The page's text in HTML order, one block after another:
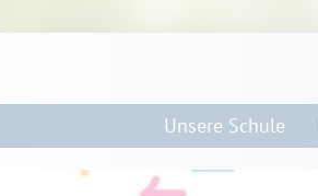
Unsere Schule